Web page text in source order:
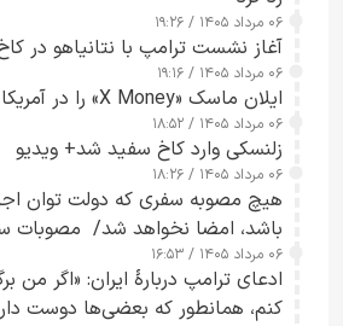
۰۶ مرداد ۱۴۰۵ / ۱۹:۲۶
آغاز نشست ترامپ با نتانیاهو در
۰۶ مرداد ۱۴۰۵ / ۱۹:۱۶
ایلان ماسک «X Money» را در آمریکا راه‌اندازی کرد
۰۶ مرداد ۱۴۰۵ / ۱۸:۵۲
زلنسکی وارد کاخ سفید شد+ ویدیو
۰۶ مرداد ۱۴۰۵ / ۱۸:۲۶
هیچ مصوبه سفری که دولت توان
باشد، امضا نخواهد شد/ مصوبات
چارچوب قانون بودجه است+ عکس
۰۶ مرداد ۱۴۰۵ / ۱۶:۵۳
ادعای ترامپ دربارهٔ ایران: «اگر من
کنم، همانطور که بعضی‌ها دوست